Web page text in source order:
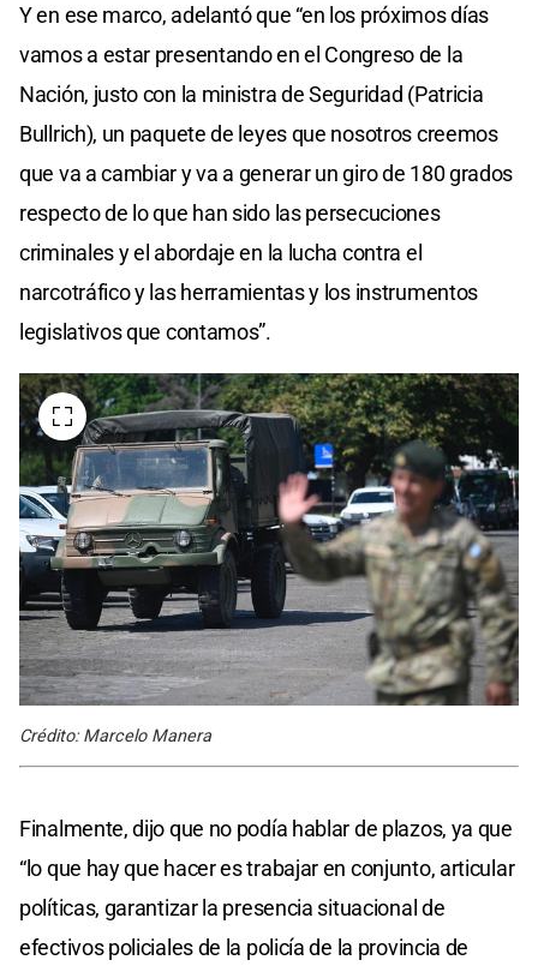
Y en ese marco, adelantó que “en los próximos días
vamos a estar presentando en el Congreso de la
Nación, justo con la ministra de Seguridad (Patricia
Bullrich), un paquete de leyes que nosotros creemos
que va a cambiar y va a generar un giro de 180 grados
respecto de lo que han sido las persecuciones
criminales y el abordaje en la lucha contra el
narcotráfico y las herramientas y los instrumentos
legislativos que contamos”.
Crédito: Marcelo Manera
Finalmente, dijo que no podía hablar de plazos, ya que
“lo que hay que hacer es trabajar en conjunto, articular
políticas, garantizar la presencia situacional de
efectivos policiales de la policía de la provincia de